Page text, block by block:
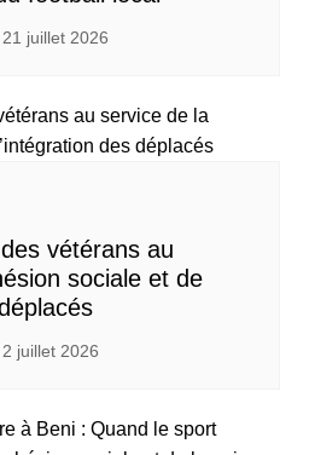
21 juillet 2026
vétérans au
sociale et de
2 juillet 2026